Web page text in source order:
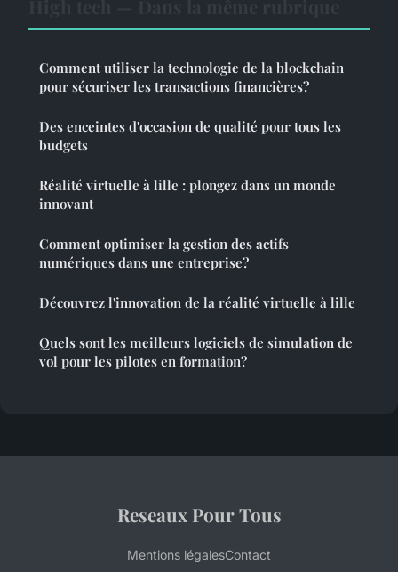
Comment utiliser la technologie de la blockchain
pour sécuriser les transactions financières?
Des enceintes d'occasion de qualité pour tous les
budgets
Réalité virtuelle à lille : plongez dans un monde
innovant
Comment optimiser la gestion des actifs
numériques dans une entreprise?
Découvrez l'innovation de la réalité virtuelle à lille
Quels sont les meilleurs logiciels de simulation de
vol pour les pilotes en formation?
Reseaux Pour Tous
Mentions légalesContact